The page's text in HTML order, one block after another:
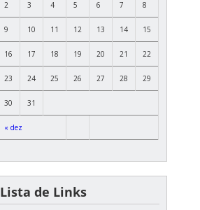
« dez
2 3 4 5 6 7 8
9 10 11 12 13 14 15
16 17 18 19 20 21 22
23 24 25 26 27 28 29
30 31
Lista de Links